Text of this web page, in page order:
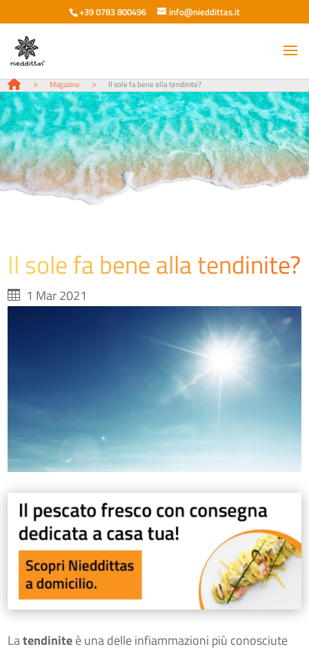
+39 0783 800496 info@nieddittas.it
> Magazine > Il sole fa bene alla tendinite?
Il sole fa bene alla tendinite?
1 Mar 2021
Latendiniteè una delle infiammazioni più conosciute